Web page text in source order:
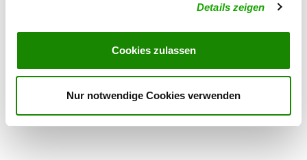
Details zeigen
Cookies zulassen
Nur notwendige Cookies verwenden
08321 Zschorlau